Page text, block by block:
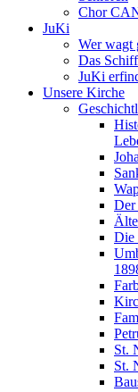
Chor
JuKi
Wer wagt
Das
JuKi
Unsere Kirche
Der
Die
St.
St.